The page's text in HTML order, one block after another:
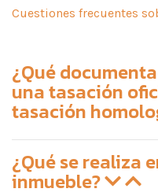
Cuestiones frecuentes
¿Qué
una tasación
tasación
¿Qué se realiza
inmueble?